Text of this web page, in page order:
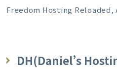
Freedom Hosting
DH(Daniel’s